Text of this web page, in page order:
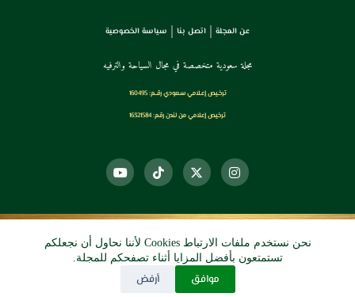
نحن نستخدم ملفات الارتباط Cookies لأننا نحاول أن نجعلكم
تستمتعون بأفضل المزايا أثناء تصفحكم للمجلة.
موافق أرفض
عن المجلة اتصل بنا سياسة الخصوصية
مجلة سعودية متخصصة في مجال السياحة والترفيه
ترخـيص إعـلامي سـعودي رقــم: 160495
ترخيص إعلامي من لندن رقم: 16321584
© 2026 دي آرو الرقمي
جميع الحقوق محفوظة.